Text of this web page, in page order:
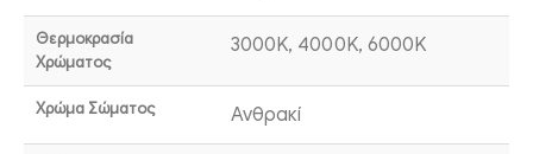
Θερμοκρασία
Χρώματος
3000K, 4000K, 6000K
Χρώμα Σώματος Ανθρακί